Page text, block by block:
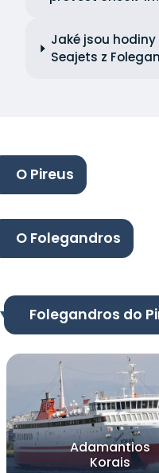
Jaké jsou
Seajets z
O Pireus
O Folegandros
Folegandros do
Adamantios
Korais